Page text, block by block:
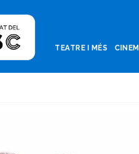
TEATRE I MÉS